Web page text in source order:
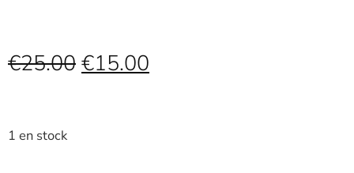
€25.00€15.00
1 en stock